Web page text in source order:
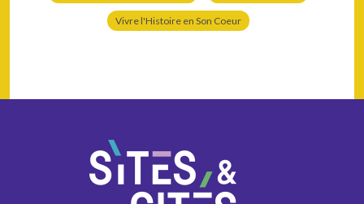
Vivre l'Histoire en Son Coeur